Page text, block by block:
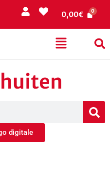
0,00€
digitale